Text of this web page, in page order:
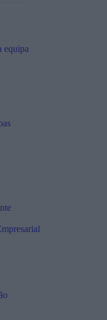
equipa